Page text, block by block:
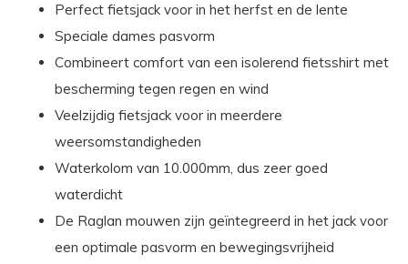
Perfect fietsjack voor in het herfst en de lente
Speciale dames pasvorm
Combineert comfort van een isolerend fietsshirt met
bescherming tegen regen en wind
Veelzijdig fietsjack voor in meerdere
weersomstandigheden
Waterkolom van 10.000mm, dus zeer goed
waterdicht
De Raglan mouwen zijn geïntegreerd in het jack voor
een optimale pasvorm en bewegingsvrijheid